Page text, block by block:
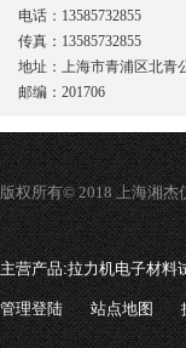
电话：13585732855
传真：13585732855
地址：上海市青浦区北青
邮编：201706
版权所有© 2018 上海湘杰
主营产品:拉力机电子材料
管理登陆 站点地图